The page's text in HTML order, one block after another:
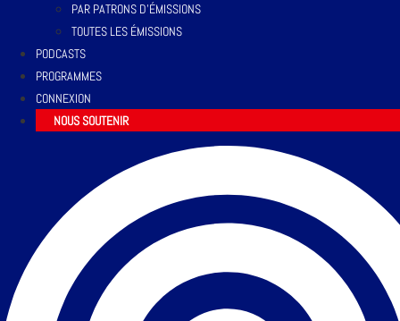
PAR PATRONS D’ÉMISSIONS
TOUTES LES ÉMISSIONS
PODCASTS
PROGRAMMES
CONNEXION
NOUS SOUTENIR